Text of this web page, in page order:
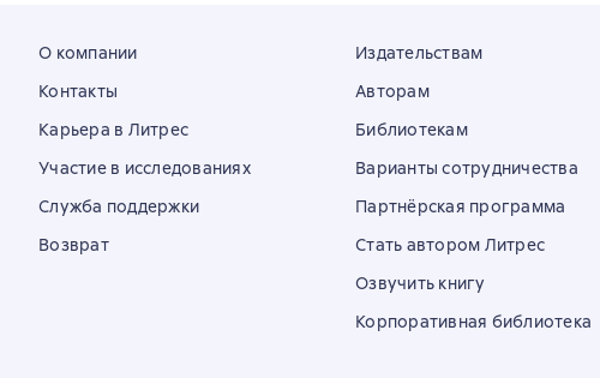
О компании
Контакты
Карьера в Литрес
Участие в исследованиях
Служба поддержки
Возврат
Издательствам
Авторам
Библиотекам
Варианты сотрудничества
Партнёрская программа
Стать автором Литрес
Озвучить книгу
Корпоративная библиотека